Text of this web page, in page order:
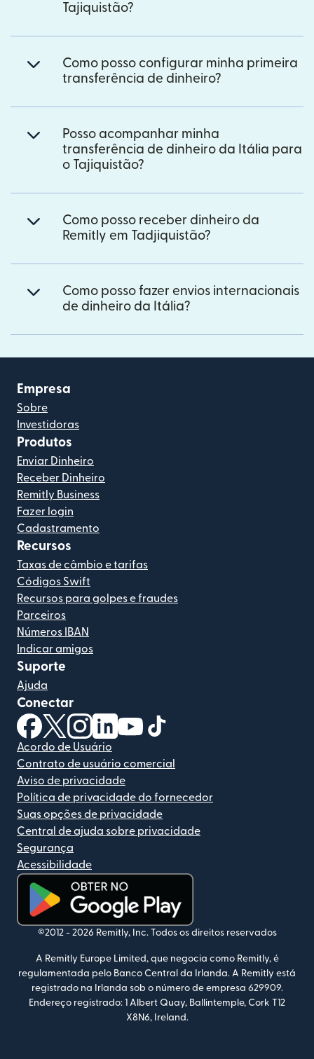
Tajiquistão?
Como posso configurar minha primeira
transferência de dinheiro?
Posso acompanhar minha
transferência de dinheiro da Itália para
o Tajiquistão?
Como posso receber dinheiro da
Remitly em Tadjiquistão?
Como posso fazer envios internacionais
de dinheiro da Itália?
Empresa
Sobre
Investidoras
Produtos
Enviar Dinheiro
Receber Dinheiro
Remitly Business
Fazer login
Cadastramento
Recursos
Taxas de câmbio e tarifas
Códigos Swift
Recursos para golpes e fraudes
Parceiros
Números IBAN
Indicar amigos
Suporte
Ajuda
Conectar
(abre em uma nova janela)
(abre em uma nova janela)
(abre em uma nova janela)
(abre em uma nova janela)
(abre em uma nova janela)
Acordo de Usuário
Contrato de usuário comercial
Aviso de privacidade
Política de privacidade do fornecedor
Suas opções de privacidade
Central de ajuda sobre privacidade
Segurança
Acessibilidade
(abre em uma nova janela)
©2012 - 2026 Remitly, Inc. Todos os direitos reservados
A Remitly Europe Limited, que negocia como Remitly, é
regulamentada pelo Banco Central da Irlanda. A Remitly está
registrado na Irlanda sob o número de empresa 629909.
Endereço registrado: 1 Albert Quay, Ballintemple, Cork T12
X8N6, Ireland.